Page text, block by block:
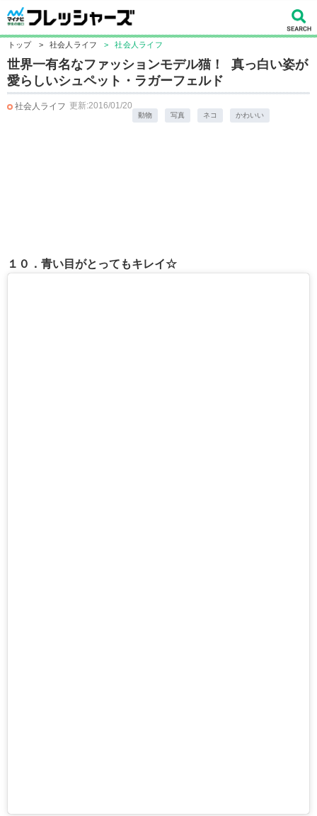
トップ > 社会人ライフ > 社会人ライフ
世界一有名なファッションモデル猫！ 真っ白い姿が
愛らしいシュペット・ラガーフェルド
社会人ライフ 更新:2016/01/20
動物 写真 ネコ かわいい
１０．青い目がとってもキレイ☆